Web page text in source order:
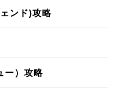
ンド)攻略
ー）攻略